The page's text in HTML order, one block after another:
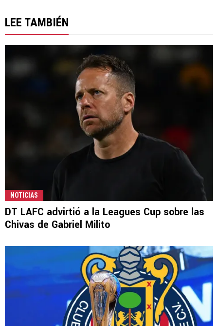
LEE TAMBIÉN
NOTICIAS
DT LAFC advirtió a la Leagues Cup sobre las
Chivas de Gabriel Milito